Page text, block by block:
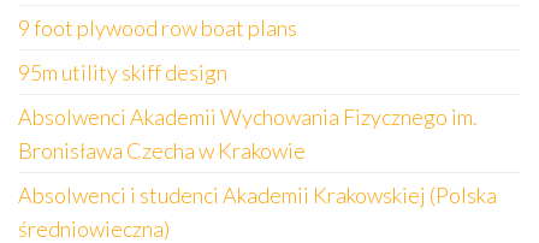
9 foot plywood row boat plans
95m utility skiff design
Absolwenci Akademii Wychowania Fizycznego im.
Bronisława Czecha w Krakowie
Absolwenci i studenci Akademii Krakowskiej (Polska
średniowieczna)